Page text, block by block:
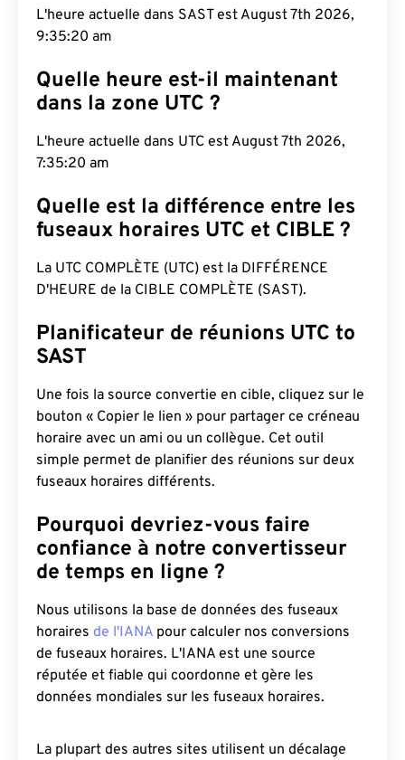
L'heure actuelle dans SAST est August 7th 2026,
9:35:21 am
Quelle heure est-il maintenant
dans la zone UTC ?
L'heure actuelle dans UTC est August 7th 2026,
7:35:21 am
Quelle est la différence entre les
fuseaux horaires UTC et CIBLE ?
La UTC COMPLÈTE (UTC) est la DIFFÉRENCE
D'HEURE de la CIBLE COMPLÈTE (SAST).
Planificateur de réunions UTC to
SAST
Une fois la source convertie en cible, cliquez sur le
bouton « Copier le lien » pour partager ce créneau
horaire avec un ami ou un collègue. Cet outil
simple permet de planifier des réunions sur deux
fuseaux horaires différents.
Pourquoi devriez-vous faire
confiance à notre convertisseur
de temps en ligne ?
Nous utilisons la base de données des fuseaux
horaires de l'IANA pour calculer nos conversions
de fuseaux horaires. L'IANA est une source
réputée et fiable qui coordonne et gère les
données mondiales sur les fuseaux horaires.
La plupart des autres sites utilisent un décalage